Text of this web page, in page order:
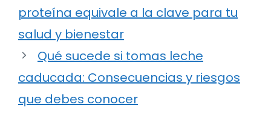
proteína equivale a la clave para tu
salud y bienestar
Qué sucede si tomas leche
caducada: Consecuencias y riesgos
que debes conocer